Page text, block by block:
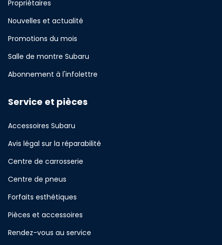
Propriétaires
Nouvelles et actualité
Promotions du mois
Salle de montre Subaru
Abonnement à l'infolettre
Service et pièces
Accessoires Subaru
Avis légal sur la réparabilité
Centre de carrosserie
Centre de pneus
Forfaits esthétiques
Pièces et accessoires
Rendez-vous au service